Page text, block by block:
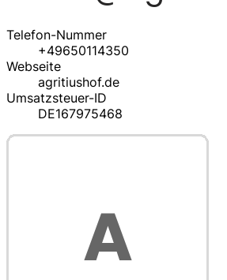
Telefon-Nummer
+49650114350
Webseite
agritiushof.de
Umsatzsteuer-ID
DE167975468